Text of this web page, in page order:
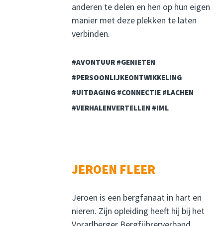
anderen te delen en hen op hun eigen
manier met deze plekken te laten
verbinden.
#AVONTUUR #GENIETEN
#PERSOONLIJKEONTWIKKELING
#UITDAGING #CONNECTIE #LACHEN
#VERHALENVERTELLEN #IML
JEROEN FLEER
Jeroen is een bergfanaat in hart en
nieren. Zijn opleiding heeft hij bij het